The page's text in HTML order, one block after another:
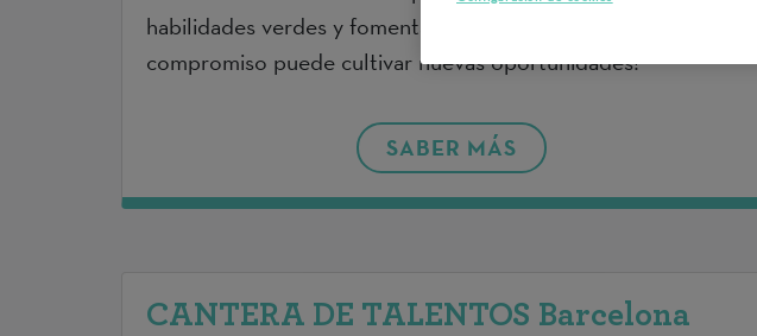
habilidades verdes y fomenta la conexión con el entorno. ¡Tu
compromiso puede cultivar nuevas oportunidades!
SABER MÁS
CANTERA DE TALENTOS Barcelona